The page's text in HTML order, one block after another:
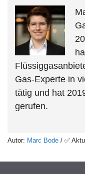
Gas-Experte in
tätig und hat
gerufen.
Autor: Marc Bode / ✅